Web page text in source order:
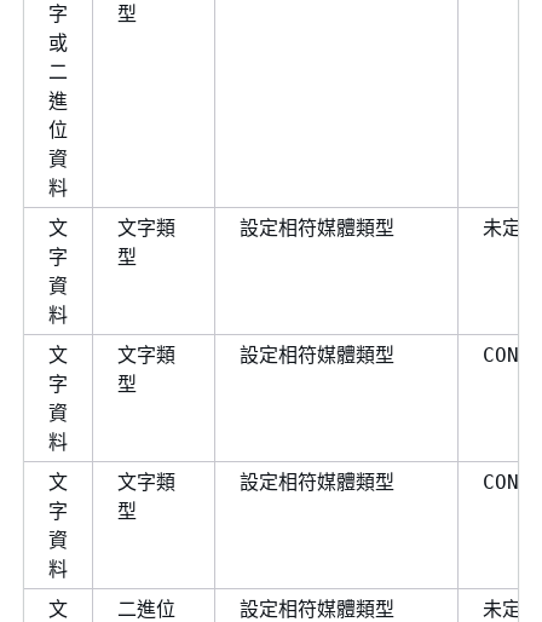
字
或
二
進
位
資
料
型
文
字
資
料
文字類
型
設定相符媒體類型 未定義
文
字
資
料
文字類
型
設定相符媒體類型
文
字
資
料
文字類
型
設定相符媒體類型
文
二進位
設定相符媒體類型 未定義